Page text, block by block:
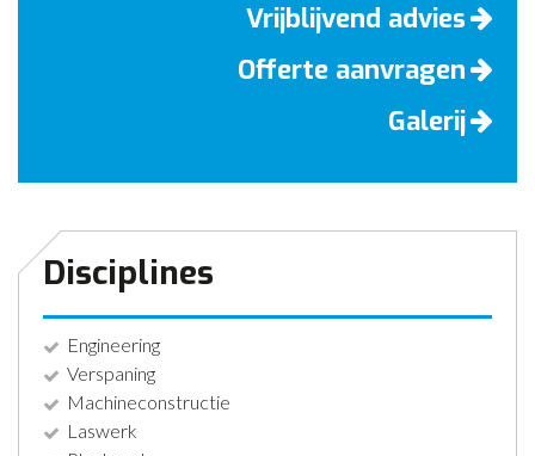
Vrijblijvend advies
Offerte aanvragen
Galerij
Disciplines
Engineering
Verspaning
Machineconstructie
Laswerk